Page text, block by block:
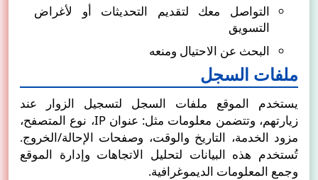
التواصل معك لتقديم التحديثات أو لأغراض
التسويق
البحث عن الاحتيال ومنعه
ملفات السجل
يستخدم الموقع ملفات السجل لتسجيل الزوار عند
زيارتهم، وتتضمن معلومات مثل: عنوان IP، نوع المتصفح،
مزود الخدمة، التاريخ والوقت، وصفحات الإحالة/الخروج.
تُستخدم هذه البيانات لتحليل الاتجاهات وإدارة الموقع
وجمع المعلومات الديموغرافية.